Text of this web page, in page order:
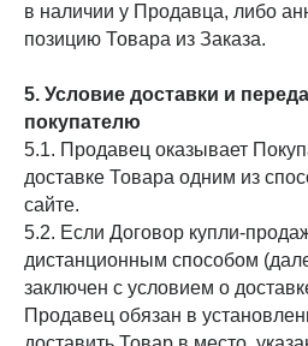
в наличии у Продавца, либо
позицию Товара из Заказа.
5. Условие доставки и
покупателю
5.1. Продавец оказывает
доставке Товара одним из
сайте.
5.2. Если Договор купли-
дистанционным способом
заключен с условием о
Продавец обязан в